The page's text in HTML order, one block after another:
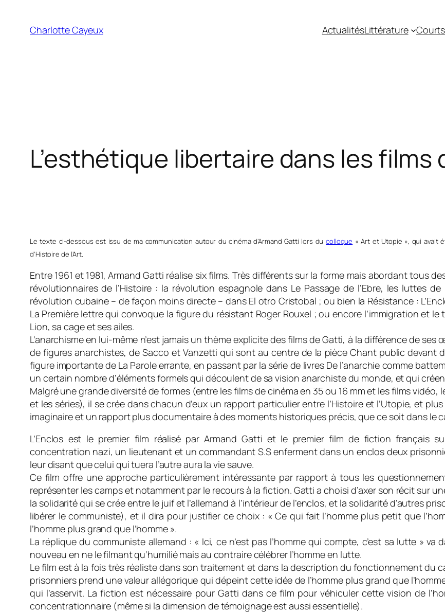
Charlotte Cayeux ActualitésLittérature
L’esthétique libertaire dans les films
Le texte ci-dessous est issu de ma communication autour du cinéma d’Armand Gatti lors ducolloque « Art et Utopie », qui avait
d’Histoire de l’Art.
Entre 1961 et 1981, Armand Gatti réalise six films. Très différents sur la forme mais abordant tous
révolutionnaires de l’Histoire : la révolution espagnole dans Le Passage de l’Ebre, les luttes
révolution cubaine – de façon moins directe – dans El otro Cristobal ; ou bien la Résistance :
La Première lettre qui convoque la figure du résistant Roger Rouxel ; ou encore l’immigration et
Lion, sa cage et ses ailes.
L’anarchisme en lui-même n’est jamais un thème explicite des films de Gatti, à la différence de
de figures anarchistes, de Sacco et Vanzetti qui sont au centre de la pièce Chant public devant
figure importante de La Parole errante, en passant par la série de livres De l’anarchie comme
un certain nombre d’éléments formels qui découlent de sa vision anarchiste du monde, et qui
Malgré une grande diversité de formes (entre les films de cinéma en 35 ou 16 mm et les films
et les séries), il se crée dans chacun d’eux un rapport particulier entre l’Histoire et l’Utopie, et
imaginaire et un rapport plus documentaire à des moments historiques précis, que ce soit dans le
L’Enclos est le premier film réalisé par Armand Gatti et le premier film de fiction français
concentration nazi, un lieutenant et un commandant S.S enferment dans un enclos deux
leur disant que celui qui tuera l’autre aura la vie sauve.
Ce film offre une approche particulièrement intéressante par rapport à tous les
représenter les camps et notamment par le recours à la fiction. Gatti a choisi d’axer son récit sur
la solidarité qui se crée entre le juif et l’allemand à l’intérieur de l’enclos, et la solidarité d’autres
libérer le communiste), et il dira pour justifier ce choix : « Ce qui fait l’homme plus petit que
l’homme plus grand que l’homme ».
La réplique du communiste allemand : « Ici, ce n’est pas l’homme qui compte, c’est sa lutte » va
nouveau en ne le filmant qu’humilié mais au contraire célébrer l’homme en lutte.
Le film est à la fois très réaliste dans son traitement et dans la description du fonctionnement du
prisonniers prend une valeur allégorique qui dépeint cette idée de l’homme plus grand que
qui l’asservit. La fiction est nécessaire pour Gatti dans ce film pour véhiculer cette vision de
concentrationnaire (même si la dimension de témoignage est aussi essentielle).